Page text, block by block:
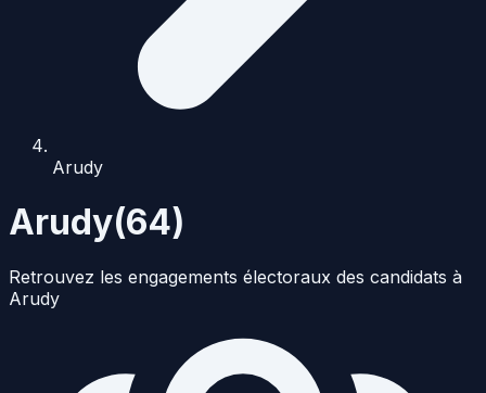
Arudy
Arudy(64)
Retrouvez les engagements électoraux des candidats à
Arudy